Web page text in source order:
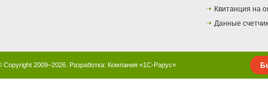
Квитанция на
Данные
Copyright 2009–2026. Разработка: Компания «1С-Рарус»